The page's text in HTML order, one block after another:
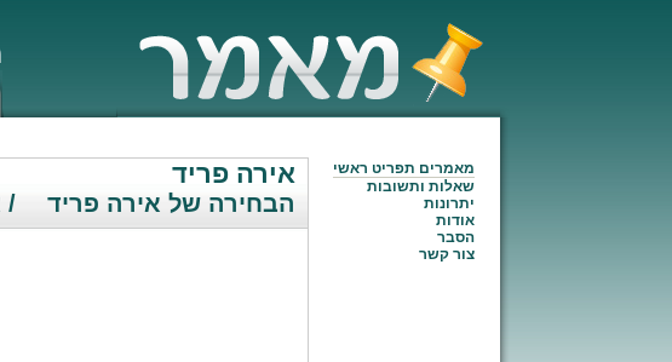
אירה פריד
הבחירה של אירה פריד /
מאמרים תפריט ראשי
שאלות ותשובות
יתרונות
אודות
הסבר
צור קשר